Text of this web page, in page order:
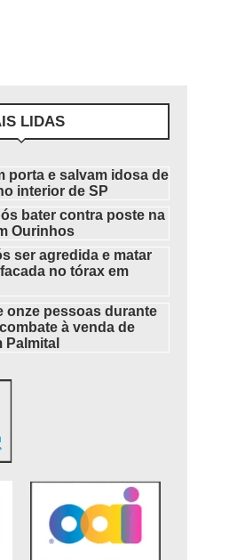
LIDAS
porta e salvam idosa de
interior de SP
bater contra poste na
Ourinhos
ser agredida e matar
no tórax em
onze pessoas durante
à venda de
Palmital